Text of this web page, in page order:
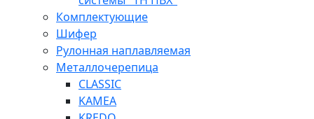
Комплектующие
Шифер
Рулонная наплавляемая
Металлочерепица
CLASSIC
KAMEA